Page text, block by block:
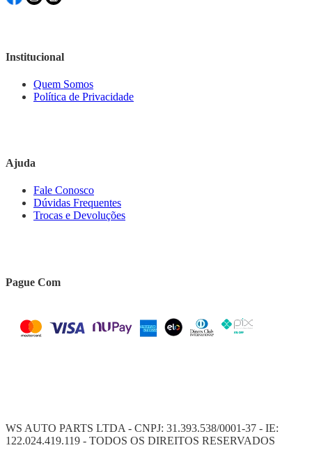
Institucional
Quem Somos
Política de Privacidade
Ajuda
Fale Conosco
Dúvidas Frequentes
Trocas e Devoluções
Pague Com
WS AUTO PARTS LTDA - CNPJ: 31.393.538/0001-37 - IE:
122.024.419.119 - TODOS OS DIREITOS RESERVADOS